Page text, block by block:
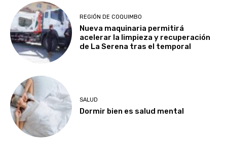
REGIÓN DE COQUIMBO
Nueva maquinaria permitirá
acelerar la limpieza y recuperación
de La Serena tras el temporal
SALUD
Dormir bien es salud mental